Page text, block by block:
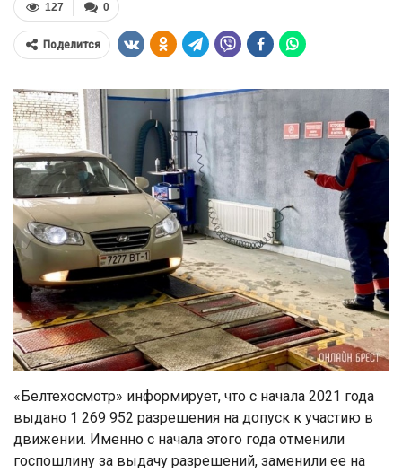
0
127
Поделится
«Белтехосмотр» информирует, что с начала 2021 года
выдано 1 269 952 разрешения на допуск к участию в
движении. Именно с начала этого года отменили
госпошлину за выдачу разрешений, заменили ее на